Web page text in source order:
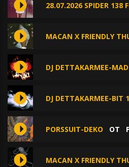
28.07.2026 SPIDER 138
MACAN X FRIENDLY
DJ DETTAKARMEE-
DJ DETTAKARMEE-BIT
PORSSUIT-DEKO ОТ
MACAN X FRIENDLY